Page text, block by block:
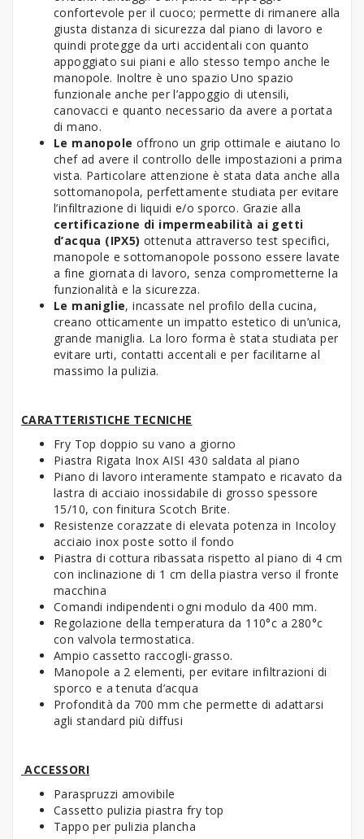
confortevole per il cuoco; permette di rimanere alla
giusta distanza di sicurezza dal piano di lavoro e
quindi protegge da urti accidentali con quanto
appoggiato sui piani e allo stesso tempo anche le
manopole. Inoltre è uno spazio Uno spazio
funzionale anche per l’appoggio di utensili,
canovacci e quanto necessario da avere a portata
di mano.
Le manopole offrono un grip ottimale e aiutano lo
chef ad avere il controllo delle impostazioni a prima
vista. Particolare attenzione è stata data anche alla
sottomanopola, perfettamente studiata per evitare
l’infiltrazione di liquidi e/o sporco. Grazie alla
certificazione di impermeabilità ai getti
d’acqua (IPX5) ottenuta attraverso test specifici,
manopole e sottomanopole possono essere lavate
a fine giornata di lavoro, senza comprometterne la
funzionalità e la sicurezza.
Le maniglie, incassate nel profilo della cucina,
creano otticamente un impatto estetico di un’unica,
grande maniglia. La loro forma è stata studiata per
evitare urti, contatti accentali e per facilitarne al
massimo la pulizia.
CARATTERISTICHE TECNICHE
Fry Top doppio su vano a giorno
Piastra Rigata Inox AISI 430 saldata al piano
Piano di lavoro interamente stampato e ricavato da
lastra di acciaio inossidabile di grosso spessore
15/10, con finitura Scotch Brite.
Resistenze corazzate di elevata potenza in Incoloy
acciaio inox poste sotto il fondo
Piastra di cottura ribassata rispetto al piano di 4 cm
con inclinazione di 1 cm della piastra verso il fronte
macchina
Comandi indipendenti ogni modulo da 400 mm.
Regolazione della temperatura da 110°c a 280°c
con valvola termostatica.
Ampio cassetto raccogli-grasso.
Manopole a 2 elementi, per evitare infiltrazioni di
sporco e a tenuta d’acqua
Profondità da 700 mm che permette di adattarsi
agli standard più diffusi
ACCESSORI
Paraspruzzi amovibile
Cassetto pulizia piastra fry top
Tappo per pulizia plancha